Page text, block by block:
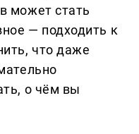
может стать
— подходить к
что даже
о чём вы